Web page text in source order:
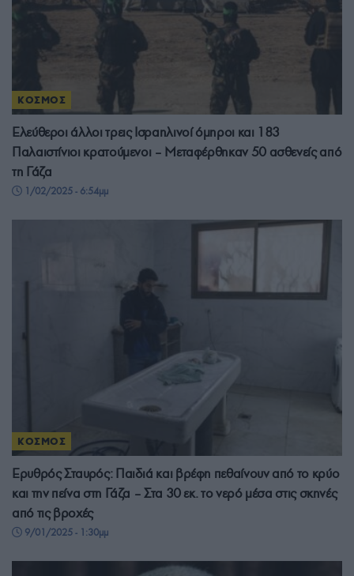
ΚΟΣΜΟΣ
Ελεύθεροι άλλοι τρεις Ισραηλινοί όμηροι και 183
Παλαιστίνιοι κρατούμενοι – Μεταφέρθηκαν 50 ασθενείς από
τη Γάζα
1/02/2025 - 6:54μμ
ΚΟΣΜΟΣ
Ερυθρός Σταυρός: Παιδιά και βρέφη πεθαίνουν από το κρύο
και την πείνα στη Γάζα – Στα 30 εκ. το νερό μέσα στις σκηνές
από τις βροχές
9/01/2025 - 1:30μμ